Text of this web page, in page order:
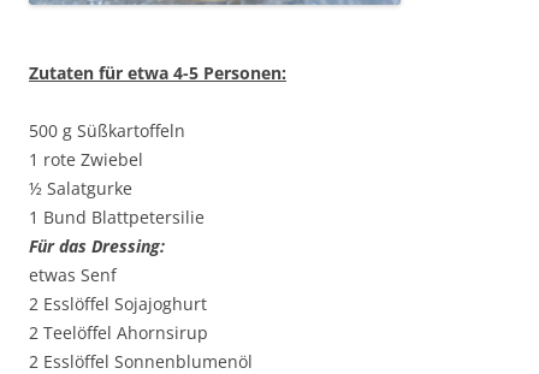
Zutaten für etwa 4-5 Personen:
500 g Süßkartoffeln
1 rote Zwiebel
½ Salatgurke
1 Bund Blattpetersilie
Für das Dressing:
etwas Senf
2 Esslöffel Sojajoghurt
2 Teelöffel Ahornsirup
2 Esslöffel Sonnenblumenöl